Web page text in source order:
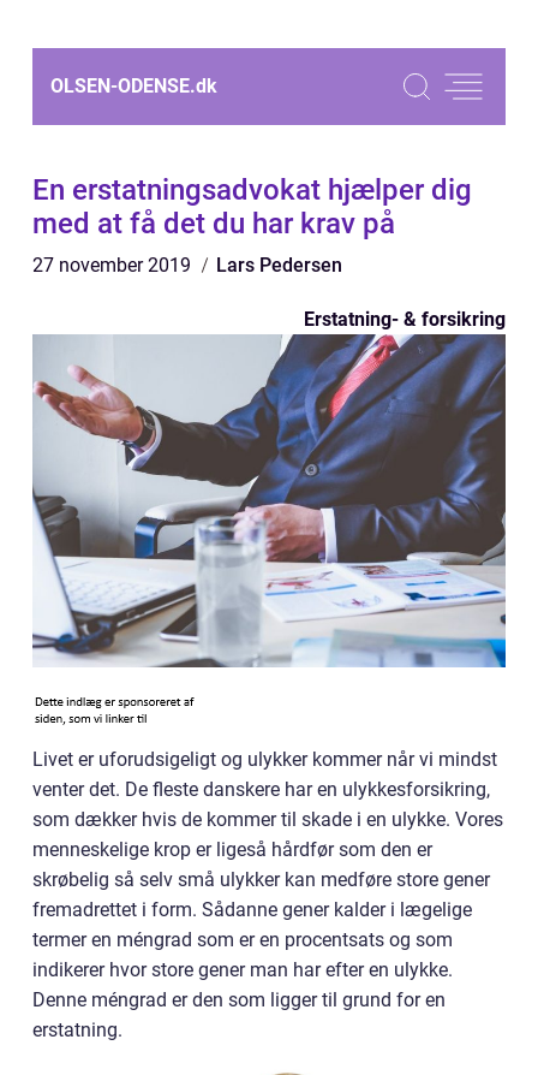
OLSEN-ODENSE.dk
En erstatningsadvokat hjælper dig
med at få det du har krav på
27 november 2019 Lars Pedersen
Erstatning- & forsikring
Livet er uforudsigeligt og ulykker kommer når vi mindst
venter det. De fleste danskere har en ulykkesforsikring,
som dækker hvis de kommer til skade i en ulykke. Vores
menneskelige krop er ligeså hårdfør som den er
skrøbelig så selv små ulykker kan medføre store gener
fremadrettet i form. Sådanne gener kalder i lægelige
termer en méngrad som er en procentsats og som
indikerer hvor store gener man har efter en ulykke.
Denne méngrad er den som ligger til grund for en
erstatning.